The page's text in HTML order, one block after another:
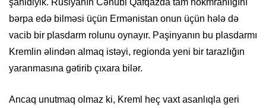
şahidiyik. Rusiyanın Cənubi Qafqazda tam hökmranlığını
bərpa edə bilməsi üçün Ermənistan onun üçün hələ də
vacib bir plasdarm rolunu oynayır. Paşinyanın bu plasdarmı
Kremlin əlindən almaq istəyi, regionda yeni bir tarazlığın
yaranmasına gətirib çıxara bilər.
Ancaq unutmaq olmaz ki, Kreml heç vaxt asanlıqla geri